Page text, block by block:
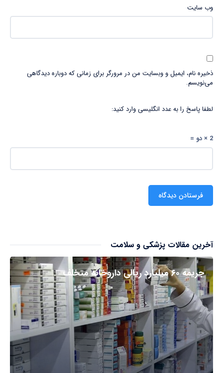
وب‌ سایت
ذخیره نام، ایمیل و وبسایت من در مرورگر برای زمانی که دوباره دیدگاهی
می‌نویسم.
لطفا پاسخ را به عدد انگلیسی وارد کنید:
2 × دو =
آخرین مقالات پزشکی و سلامت
جریمه ۶۰ میلیارد ریالی داروخانه متخلف